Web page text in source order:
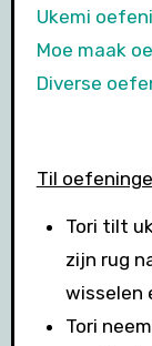
Ukemi
Moe maak
Diverse
Til
Tori tilt
zijn rug
wisselen
Tori